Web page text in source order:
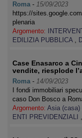
Roma - 15/09/2023
https://
plenaria
Argomento:
EDILIZIA PUBBLICA ,
Case Enasarco a
vendite, riesplode
Roma - 14/09/2023
I fondi immobiliari
caso Don Bosco a
Argomento: Asia (casa)
ENTI PREVIDENZIALI ,